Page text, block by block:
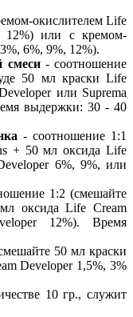
окислителем Life
12%) или с кремом-
6%, 9%, 12%).
смеси- соотношение
50 мл краски Life
или Suprema
выдержки: 30 - 40
- соотношение 1:1
+ 50 мл оксида Life
6%, 9%, или
1:2 (смешайте
оксида Life Cream
12%). Время
50 мл краски
Developer 1,5%, 3%
10 гр., служит